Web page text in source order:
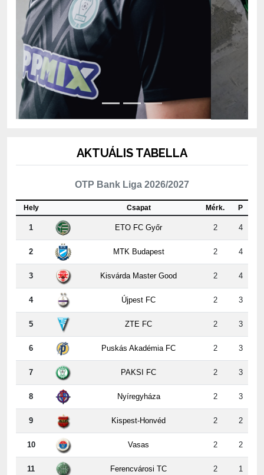
Csapat
1 ETO FC Győr 2 4
2 MTK Budapest 2 4
3 Kisvárda Master Good 2 4
4 Újpest FC 2 3
5 ZTE FC 2 3
6 Puskás Akadémia FC 2 3
7 PAKSI FC 2 3
8 Nyíregyháza 2 3
9 Kispest-Honvéd 2 2
10 Vasas 2 2
11 Ferencvárosi TC 2 1
12 DVSC 2 0